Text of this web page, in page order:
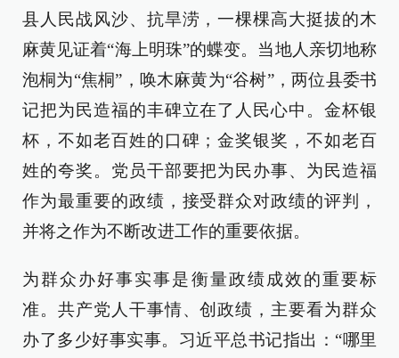
县人民战风沙、抗旱涝，一棵棵高大挺拔的木
麻黄见证着“海上明珠”的蝶变。当地人亲切地称
泡桐为“焦桐”，唤木麻黄为“谷树”，两位县委书
记把为民造福的丰碑立在了人民心中。金杯银
杯，不如老百姓的口碑；金奖银奖，不如老百
姓的夸奖。党员干部要把为民办事、为民造福
作为最重要的政绩，接受群众对政绩的评判，
并将之作为不断改进工作的重要依据。
为群众办好事实事是衡量政绩成效的重要标
准。共产党人干事情、创政绩，主要看为群众
办了多少好事实事。习近平总书记指出：“哪里